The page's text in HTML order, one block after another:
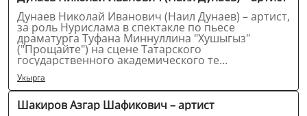
Дунаев Николай Иванович (Наил Дунаев) – артист,
за роль Нурислама в спектакле по пьесе
драматурга Туфана Миннуллина "Хушыгыз"
("Прощайте") на сцене Татарского
государственного академического те...
Укырга
Шакиров Азгар Шафикович – артист